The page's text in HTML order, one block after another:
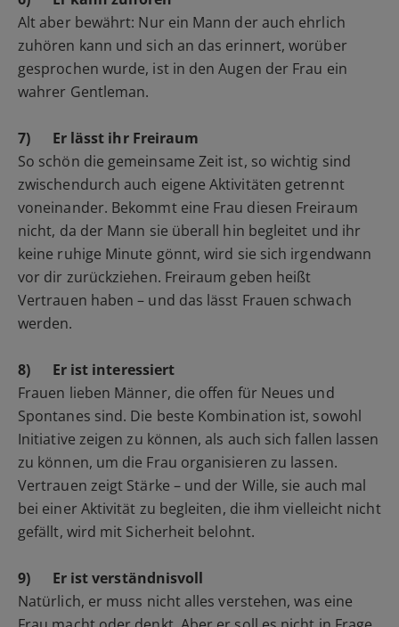
Alt aber bewährt: Nur ein Mann der auch ehrlich
zuhören kann und sich an das erinnert, worüber
gesprochen wurde, ist in den Augen der Frau ein
wahrer Gentleman.
7) Er lässt ihr Freiraum
So schön die gemeinsame Zeit ist, so wichtig sind
zwischendurch auch eigene Aktivitäten getrennt
voneinander. Bekommt eine Frau diesen Freiraum
nicht, da der Mann sie überall hin begleitet und ihr
keine ruhige Minute gönnt, wird sie sich irgendwann
vor dir zurückziehen. Freiraum geben heißt
Vertrauen haben – und das lässt Frauen schwach
werden.
8) Er ist interessiert
Frauen lieben Männer, die offen für Neues und
Spontanes sind. Die beste Kombination ist, sowohl
Initiative zeigen zu können, als auch sich fallen lassen
zu können, um die Frau organisieren zu lassen.
Vertrauen zeigt Stärke – und der Wille, sie auch mal
bei einer Aktivität zu begleiten, die ihm vielleicht nicht
gefällt, wird mit Sicherheit belohnt.
9) Er ist verständnisvoll
Natürlich, er muss nicht alles verstehen, was eine